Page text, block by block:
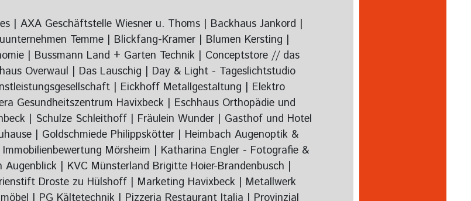
| AXA Geschäftstelle Wiesner u. Thoms | Backhaus Jankord |
Temme | Blickfang-Kramer | Blumen Kersting |
| Bussmann Land + Garten Technik | Conceptstore // das
Overwaul | Das Lauschig | Day & Light - Tageslichtstudio
| Eickhoff Metallgestaltung | Elektro
Gesundheitszentrum Havixbeck | Eschhaus Orthopädie und
| Schulze Schleithoff | Fräulein Wunder | Gasthof und Hotel
| Goldschmiede Philippskötter | Heimbach Augenoptik &
Mörsheim | Katharina Engler - Fotografie &
| KVC Münsterland Brigitte Hoier-Brandenbusch |
Droste zu Hülshoff | Marketing Havixbeck | Metallwerk